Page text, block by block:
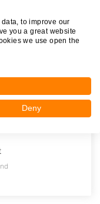
't Vertrouwen
to improve our
you a great website
we use open the
Deny